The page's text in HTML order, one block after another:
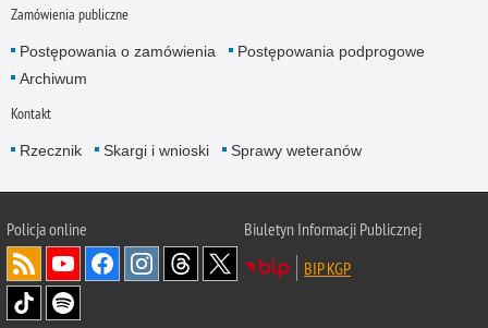
Zamówienia publiczne
Postępowania o zamówienia
Postępowania podprogowe
Archiwum
Kontakt
Rzecznik Skargi i wnioski Sprawy weteranów
Policjaonline
Biuletyn Informacji Publicznej
BIP KGP